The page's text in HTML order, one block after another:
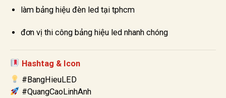
làm bảng hiệu đèn led tại tphcm
đơn vị thi công bảng hiệu led nhanh chóng
Hashtag & Icon
#BangHieuLED
#QuangCaoLinhAnh